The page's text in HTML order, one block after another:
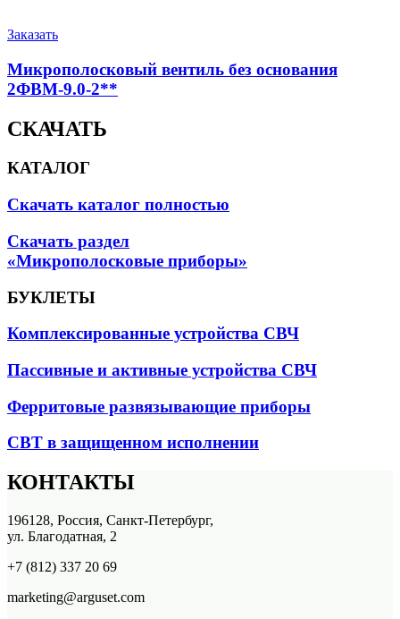
Заказать
Микрополосковый вентиль без основания
2ФВМ-9.0-2**
СКАЧАТЬ
КАТАЛОГ
Скачать каталог полностью
Скачать раздел
«Микрополосковые приборы»
БУКЛЕТЫ
Комплексированные устройства СВЧ
Пассивные и активные устройства СВЧ
Ферритовые развязывающие приборы
СВТ в защищенном исполнении
КОНТАКТЫ
196128, Россия, Санкт-Петербург,
ул. Благодатная, 2
+7 (812) 337 20 69
marketing@arguset.com